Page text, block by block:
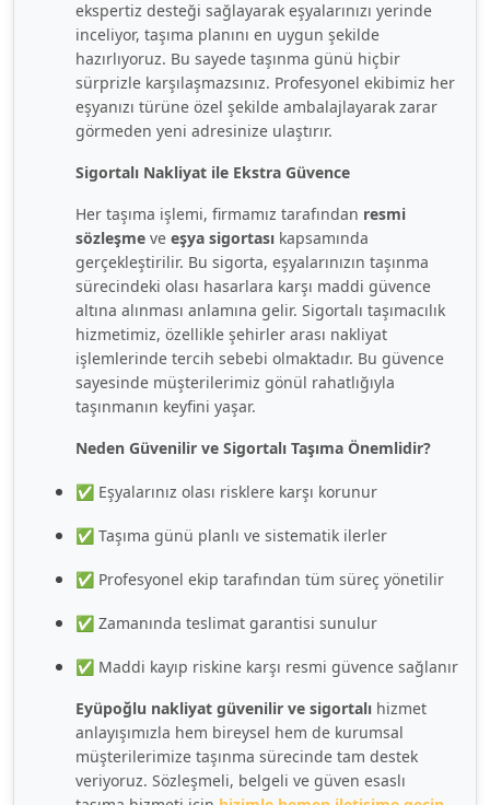
ekspertiz desteği sağlayarak eşyalarınızı yerinde
inceliyor, taşıma planını en uygun şekilde
hazırlıyoruz. Bu sayede taşınma günü hiçbir
sürprizle karşılaşmazsınız. Profesyonel ekibimiz her
eşyanızı türüne özel şekilde ambalajlayarak zarar
görmeden yeni adresinize ulaştırır.
Sigortalı Nakliyat ile Ekstra Güvence
Her taşıma işlemi, firmamız tarafından resmi
sözleşme ve eşya sigortası kapsamında
gerçekleştirilir. Bu sigorta, eşyalarınızın taşınma
sürecindeki olası hasarlara karşı maddi güvence
altına alınması anlamına gelir. Sigortalı taşımacılık
hizmetimiz, özellikle şehirler arası nakliyat
işlemlerinde tercih sebebi olmaktadır. Bu güvence
sayesinde müşterilerimiz gönül rahatlığıyla
taşınmanın keyfini yaşar.
Neden Güvenilir ve Sigortalı Taşıma Önemlidir?
✅ Eşyalarınız olası risklere karşı korunur
✅ Taşıma günü planlı ve sistematik ilerler
✅ Profesyonel ekip tarafından tüm süreç yönetilir
✅ Zamanında teslimat garantisi sunulur
✅ Maddi kayıp riskine karşı resmi güvence sağlanır
Eyüpoğlu nakliyat güvenilir ve sigortalı hizmet
anlayışımızla hem bireysel hem de kurumsal
müşterilerimize taşınma sürecinde tam destek
veriyoruz. Sözleşmeli, belgeli ve güven esaslı